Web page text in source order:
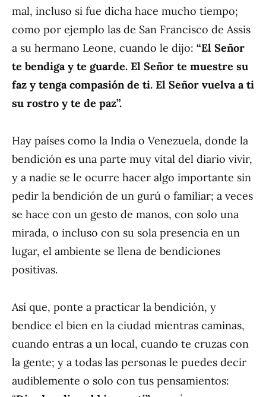
mal, incluso si fue dicha hace mucho tiempo;
como por ejemplo las de San Francisco de Assis
a su hermano Leone, cuando le dijo: “El Señor
te bendiga y te guarde. El Señor te muestre su
faz y tenga compasión de ti. El Señor vuelva a ti
su rostro y te de paz”.
Hay países como la India o Venezuela, donde la
bendición es una parte muy vital del diario vivir,
y a nadie se le ocurre hacer algo importante sin
pedir la bendición de un gurú o familiar; a veces
se hace con un gesto de manos, con solo una
mirada, o incluso con su sola presencia en un
lugar, el ambiente se llena de bendiciones
positivas.
Así que, ponte a practicar la bendición, y
bendice el bien en la ciudad mientras caminas,
cuando entras a un local, cuando te cruzas con
la gente; y a todas las personas le puedes decir
audiblemente o solo con tus pensamientos: